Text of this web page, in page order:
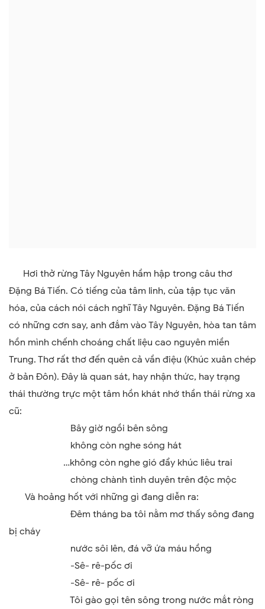
Hơi thở rừng Tây Nguyên hầm hập trong câu thơ
Đặng Bá Tiến. Có tiếng của tâm linh, của tập tục văn
hóa, của cách nói cách nghĩ Tây Nguyên. Đặng Bá Tiến
có những cơn say, anh đắm vào Tây Nguyên, hòa tan tâm
hồn mình chếnh choáng chất liệu cao nguyên miền
Trung. Thơ rất thơ đến quên cả vần điệu (Khúc xuân chép
ở bản Đôn). Đây là quan sát, hay nhận thức, hay trạng
thái thường trực một tâm hồn khát nhớ thần thái rừng xa
cũ:
Bây giờ ngồi bên sông
không còn nghe sóng hát
…không còn nghe gió đẩy khúc liêu trai
chòng chành tình duyên trên độc mộc
Và hoảng hốt với những gì đang diễn ra:
Đêm tháng ba tôi nằm mơ thấy sông đang
bị cháy
nước sôi lên, đá vỡ ứa máu hồng
-Sê- rê-pốc ơi
-Sê- rê- pốc ơi
Tôi gào gọi tên sông trong nước mắt ròng